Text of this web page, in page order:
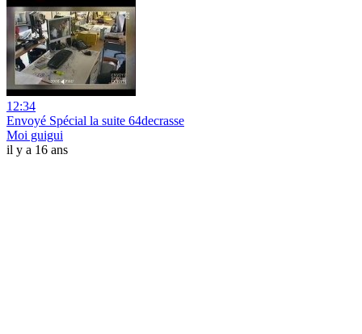
12:34
Envoyé Spécial la suite 64decrasse
Moi guigui
il y a 16 ans